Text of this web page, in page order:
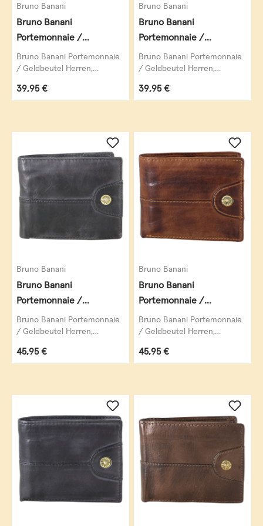
Bruno Banani
Bruno Banani
Portemonnaie /
Geldbeutel Herren,
Williamsburg mini,
Hochformat, echt Leder,
braun
Bruno Banani Portemonnaie
/ Geldbeutel Herren,
Hochformat, echt Leder,
braun...
Regulärer Preis:
39,95 €
Bruno Banani
Bruno Banani
Portemonnaie /
Geldbeutel Herren,
Williamsburg mini,
Hochformat, echt Leder,
cognac
Bruno Banani Portemonnaie
/ Geldbeutel Herren,
Hochformat, echt Leder,
braun...
Regulärer Preis:
39,95 €
Bruno Banani
Bruno Banani
Portemonnaie /
Geldbeutel Herren,
Williamsburg,
Querformat, echt Leder,
schwarz
Bruno Banani Portemonnaie
/ Geldbeutel Herren,
echt Leder, schwarz...
Regulärer Preis:
45,95 €
Bruno Banani
Bruno Banani
Portemonnaie /
Geldbeutel Herren,
Williamsburg,
Querformat, echt Leder,
cognac
Bruno Banani Portemonnaie
/ Geldbeutel Herren,
echt Leder, cognac...
Regulärer Preis:
45,95 €